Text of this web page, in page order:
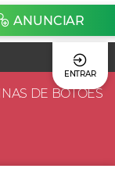
ENTRAR
ANUNCIAR
DE BOTÕES